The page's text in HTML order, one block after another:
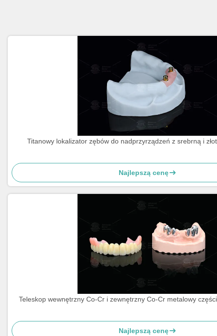
Titanowy lokalizator zębów do nadprzyrządzeń z srebrną i
Najlepszą cenę
Teleskop wewnętrzny Co-Cr i zewnętrzny Co-Cr metalowy
Najlepszą cenę